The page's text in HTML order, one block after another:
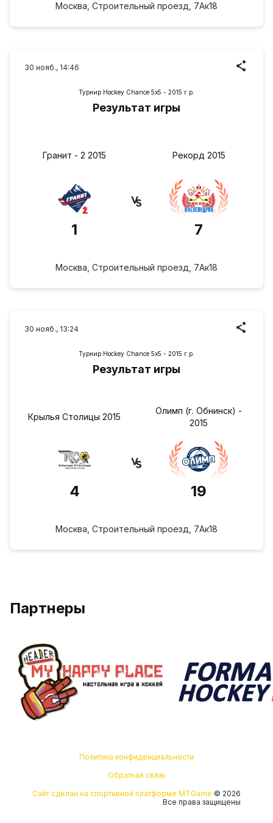
Москва, Строительный проезд, 7Ак18
30 нояб., 14:46
Турнир Hockey Chance 5х5 - 2015 г.р.
Результат игры
Гранит - 2 2015
1
Рекорд 2015
7
Москва, Строительный проезд, 7Ак18
30 нояб., 13:24
Турнир Hockey Chance 5х5 - 2015 г.р.
Результат игры
Крылья Столицы 2015
4
Олимп (г. Обнинск) -
2015
19
Москва, Строительный проезд, 7Ак18
Партнеры
Политика конфиденциальности
Обратная связь
Сайт сделан на спортивной платформе MTGame © 2026
Все права защищены